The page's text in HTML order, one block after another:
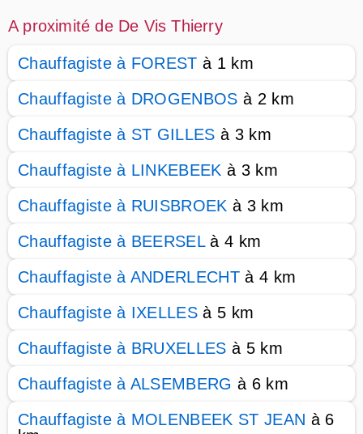
A proximité de De Vis Thierry
Chauffagiste à FOREST à 1 km
Chauffagiste à DROGENBOS à 2 km
Chauffagiste à ST GILLES à 3 km
Chauffagiste à LINKEBEEK à 3 km
Chauffagiste à RUISBROEK à 3 km
Chauffagiste à BEERSELà 4 km
Chauffagiste à ANDERLECHT à 4 km
Chauffagiste à IXELLES à 5 km
Chauffagiste à BRUXELLES à 5 km
Chauffagiste à ALSEMBERG à 6 km
Chauffagiste à MOLENBEEK ST JEAN à 6